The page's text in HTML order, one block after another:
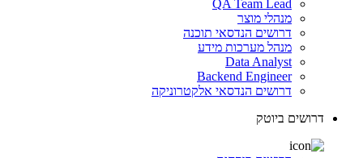
QA Team Lead
מנהלי מוצר
דרושים הנדסאי תוכנה
מנהל מערכות מידע
Data Analyst
Backend Engineer
דרושים הנדסאי אלקטרוניקה
דרושים ביוטק